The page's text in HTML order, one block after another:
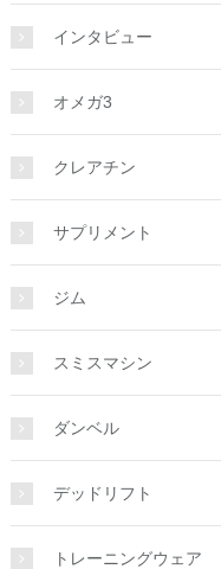
インタビュー
オメガ3
クレアチン
サプリメント
ジム
スミスマシン
ダンベル
デッドリフト
トレーニングウェア